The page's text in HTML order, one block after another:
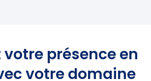
votre présence en
votre domaine